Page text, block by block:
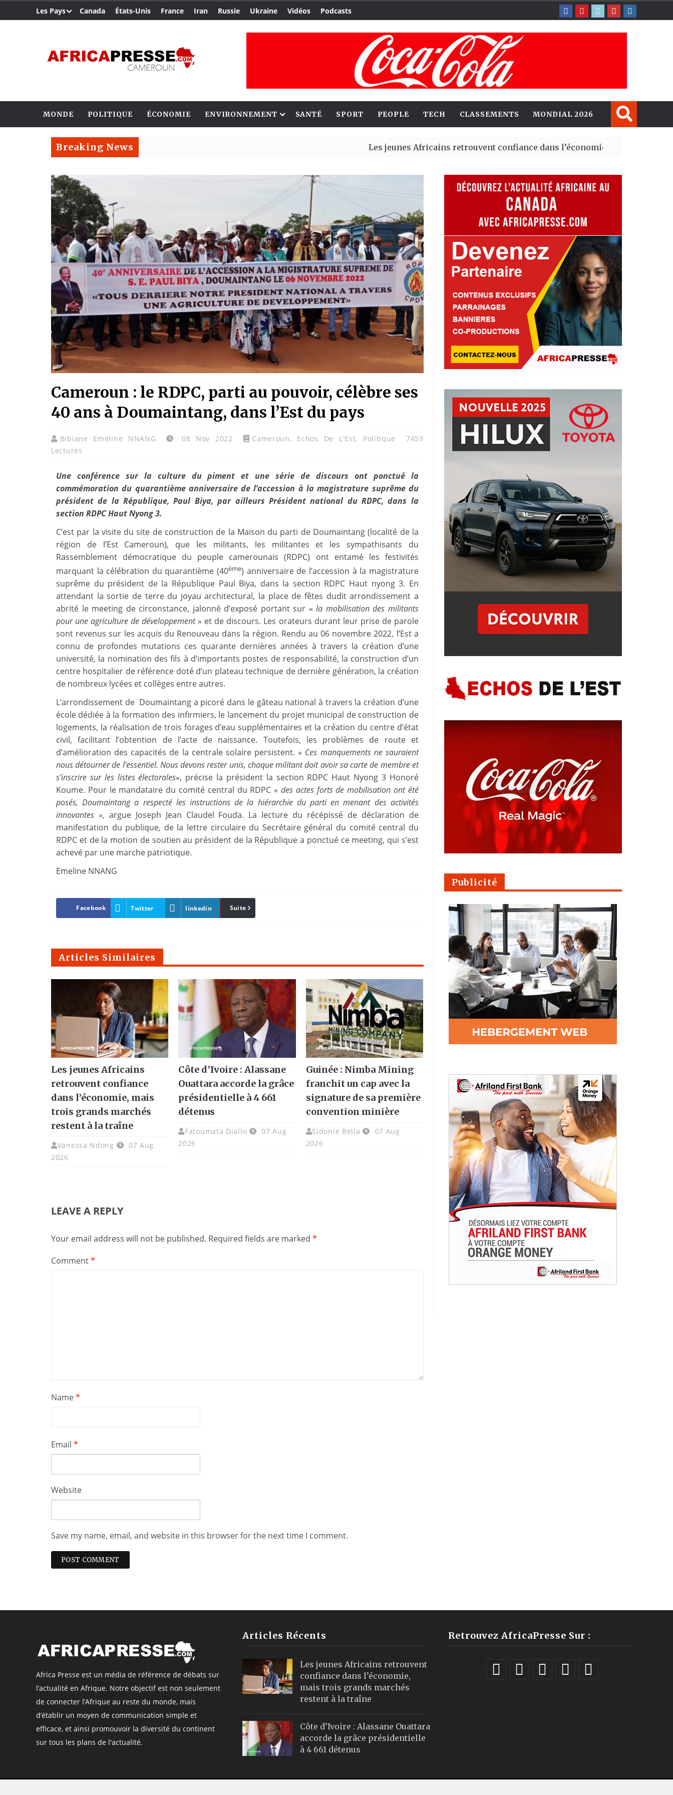
Les Pays Canada États-Unis France Iran Russie Ukraine Vidéos Podcasts
MONDE POLITIQUE ÉCONOMIE ENVIRONNEMENT SANTÉ SPORT PEOPLE TECH CLASSEMENTS MONDIAL 2026
Breaking News Les jeunes Africains retrouvent confiance dans l’économie, mais trois grands
Cameroun : le RDPC, parti au pouvoir, célèbre ses
40 ans à Doumaintang, dans l’Est du pays
Bibiane Emeline NNANG 08 Nov 2022 Cameroun, Echos De L'Est, Politique
7459
Lectures
Une conférence sur la culture du piment et une série de discours ont ponctué la
commémoration du quarantième anniversaire de l’accession à la magistrature suprême du
président de la République, Paul Biya, par ailleurs Président national du RDPC, dans la
section RDPC Haut Nyong 3.
C’est par la visite du site de construction de la Maison du parti de Doumaintang (localité de la
région de l’Est Cameroun), que les militants, les militantes et les sympathisants du
Rassemblement démocratique du peuple camerounais (RDPC) ont entamé les festivités
marquant la célébration du quarantième (40ème) anniversaire de l’accession à la magistrature
suprême du président de la République Paul Biya, dans la section RDPC Haut nyong 3. En
attendant la sortie de terre du joyau architectural, la place de fêtes dudit arrondissement a
abrité le meeting de circonstance, jalonné d’exposé portant sur «la mobilisation des militants
pour une agriculture de développement» et de discours. Les orateurs durant leur prise de parole
sont revenus sur les acquis du Renouveau dans la région. Rendu au 06 novembre 2022, l’Est a
connu de profondes mutations ces quarante dernières années à travers la création d’une
université, la nomination des fils à d’importants postes de responsabilité, la construction d’un
centre hospitalier de référence doté d’un plateau technique de dernière génération, la création
de nombreux lycées et collèges entre autres.
L’arrondissement de Doumaintang a picoré dans le gâteau national à travers la création d’une
école dédiée à la formation des infirmiers, le lancement du projet municipal de construction de
logements, la réalisation de trois forages d’eau supplémentaires et la création du centre d’état
civil, facilitant l’obtention de l’acte de naissance. Toutefois, les problèmes de route et
d’amélioration des capacités de la centrale solaire persistent. « Ces manquements ne sauraient
nous détourner de l’essentiel. Nous devons rester unis, chaque militant doit avoir sa carte de membre et
s’inscrire sur les listes électorales», précise la président la section RDPC Haut Nyong 3 Honoré
Koume. Pour le mandataire du comité central du RDPC « des actes forts de mobilisation ont été
posés, Doumaintang a respecté les instructions de la hiérarchie du parti en menant des activités
innovantes », argue Joseph Jean Claudel Fouda. La lecture du récépissé de déclaration de
manifestation du publique, de la lettre circulaire du Secrétaire général du comité central du
RDPC et de la motion de soutien au président de la République a ponctué ce meeting, qui s’est
achevé par une marche patriotique.
Emeline NNANG
Facebook Twitter linkedin Pinterest
Suite
Articles Similaires
Les jeunes Africains
retrouvent confiance
dans l’économie, mais
trois grands marchés
restent à la traîne
Vanessa Ndong
07 Aug
2026
Côte d’Ivoire : Alassane
Ouattara accorde la grâce
présidentielle à 4 661
détenus
Fatoumata Diallo
07 Aug
2026
Guinée : Nimba Mining
franchit un cap avec la
signature de sa première
convention minière
Sidonie Bella
07 Aug
2026
LEAVE A REPLY
Your email address will not be published. Required fields are marked *
Comment*
Name*
Email *
Website
Save my name, email, and website in this browser for the next time I comment.
Publicité
Africa Presse est un média de référence de débats sur
l’actualité en Afrique. Notre objectif est non seulement
de connecter l’Afrique au reste du monde, mais
d’établir un moyen de communication simple et
efficace, et ainsi promouvoir la diversité du continent
sur tous les plans de l'actualité.
Articles Récents
Les jeunes Africains retrouvent
confiance dans l’économie,
mais trois grands marchés
restent à la traîne
Côte d’Ivoire : Alassane Ouattara
accorde la grâce présidentielle
à 4 661 détenus
Retrouvez AfricaPresse Sur :